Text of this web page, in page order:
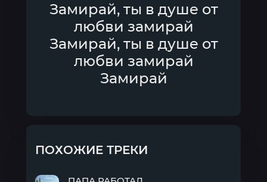
Замирай, ты в душе от
любви замирай
Замирай, ты в душе от
любви замирай
Замирай
ПОХОЖИЕ ТРЕКИ